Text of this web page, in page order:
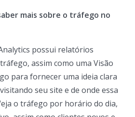
mais sobre o tráfego no
possui relatórios
assim como uma Visão
para fornecer uma ideia clara
seu site e de onde essa
o tráfego por horário do dia,